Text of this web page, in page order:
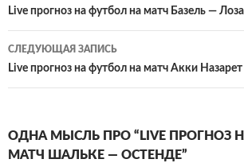
по
записям
Live прогноз на футбол на матч Базель —
СЛЕДУЮЩАЯ ЗАПИСЬ
Live прогноз на футбол на матч Акки
ОДНА МЫСЛЬ ПРО “LIVE ПРОГНОЗ
МАТЧ ШАЛЬКЕ — ОСТЕНДЕ”